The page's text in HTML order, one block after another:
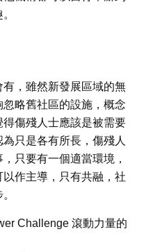
，雖然新發展區域的無
略舊社區的設施，概念
傷殘人士應該是被需要
只是各有所長，傷殘人
只要有一個適當環境，
作主導，只有共融，社
Challenge 滾動力量的